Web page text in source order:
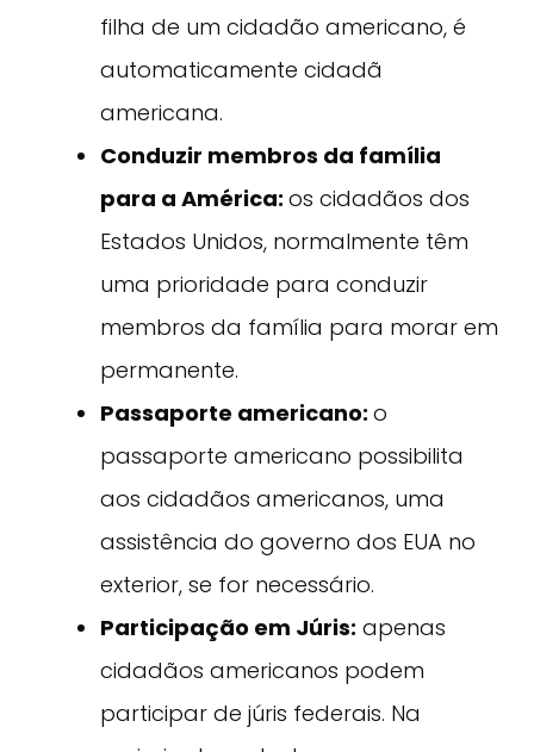
filha de um cidadão americano, é
automaticamente cidadã
americana.
Conduzir membros da família
para a América: os cidadãos dos
Estados Unidos, normalmente têm
uma prioridade para conduzir
membros da família para morar em
permanente.
Passaporte americano: o
passaporte americano possibilita
aos cidadãos americanos, uma
assistência do governo dos EUA no
exterior, se for necessário.
Participação em Júris: apenas
cidadãos americanos podem
participar de júris federais. Na